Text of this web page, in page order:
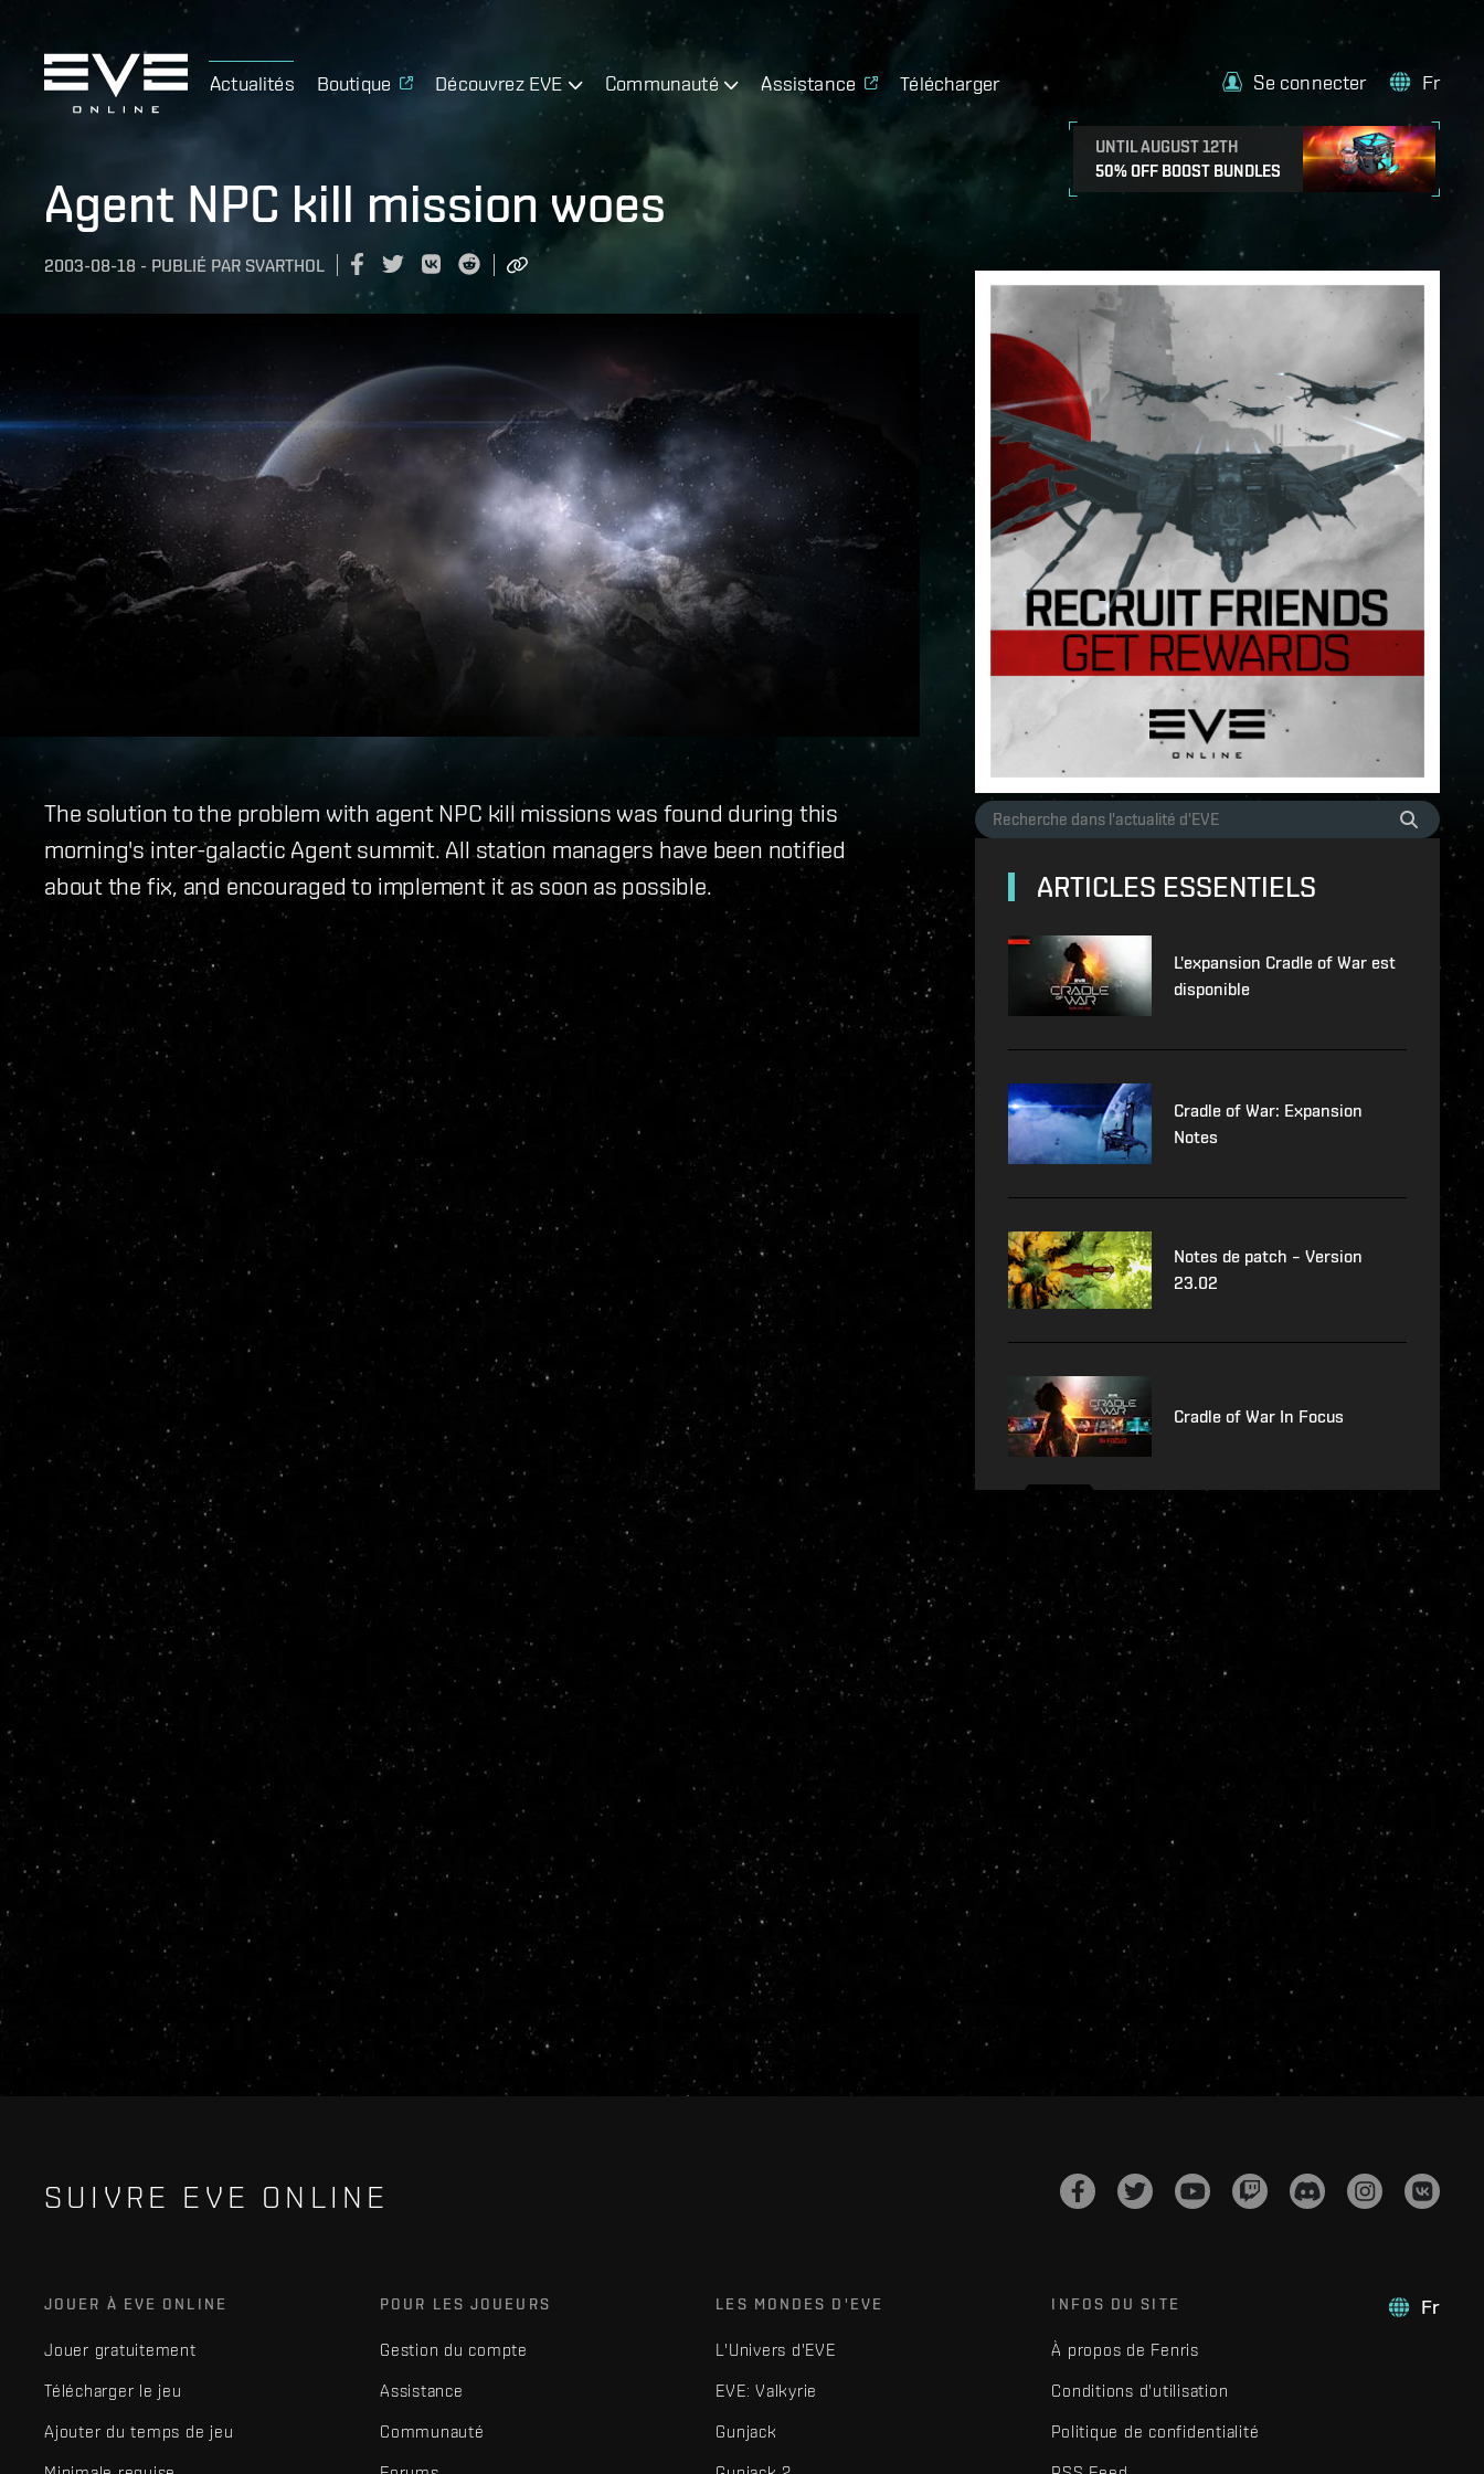
Actualités Boutique Découvrez EVE Communauté Assistance Télécharger
UNTIL AUGUST 12TH
50% OFF BOOST BUNDLES
Se connecter Fr
Agent NPC kill mission woes
2003-08-18 - PUBLIÉ PAR SVARTHOL
The solution to the problem with agent NPC kill missions was found during this
morning's inter-galactic Agent summit. All station managers have been notified
about the fix, and encouraged to implement it as soon as possible.
ARTICLES ESSENTIELS
L'expansion Cradle of War est
disponible
Cradle of War: Expansion
Notes
Notes de patch – Version
23.02
Cradle of War In Focus
SUIVRE EVE ONLINE
Fr
JOUER À EVE ONLINE
Jouer gratuitement
Télécharger le jeu
Ajouter du temps de jeu
POUR LES JOUEURS
Gestion du compte
Assistance
Communauté
LES MONDES D'EVE
L'Univers d'EVE
EVE: Valkyrie
Gunjack
INFOS DU SITE
À propos de Fenris
Conditions d'utilisation
Politique de confidentialité